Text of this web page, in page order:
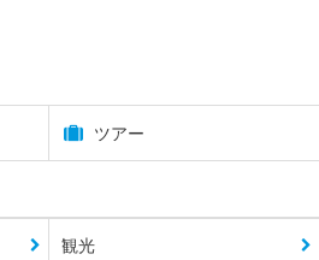
ツアー
観光